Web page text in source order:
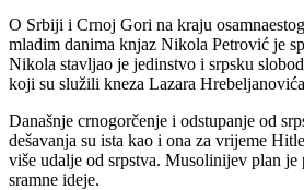
O Srbiji i Crnoj Gori na kraju
mladim danima knjaz Nikola Petrović je
Nikola stavljao je jedinstvo i srpsku
koji su služili kneza Lazara
Današnje crnogorčenje i odstupanje od
dešavanja su ista kao i ona za vrijeme
više udalje od srpstva. Musolinijev plan
sramne ideje.